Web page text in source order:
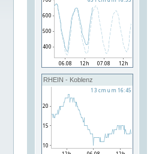
RHEIN - Koblenz